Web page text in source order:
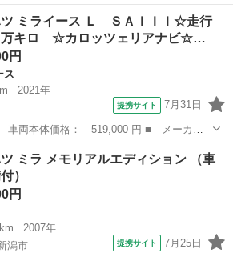
： ムーヴ ■ グレード名： Ｌ ドライ
ビ ＴＶ クリアランスソナー 衝突被害
ツ ミライース Ｌ ＳＡＩＩＩ☆走行
万キロ ☆カロッツェリアナビ☆…
円
ス
2021年
提携サイト 7月31日
： ミライース ■ グレード名： Ｌ Ｓ
ロ ☆カロッツェリアナビ☆Ｂｌｕｅｔｏ
イース
ミラ メモリアルエディション （車
）
円
2007年
潟市
提携サイト 7月25日